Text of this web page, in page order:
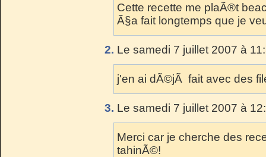
Cette recette me plaÃ®t
Ã§a fait longtemps que je
2. Le samedi 7 juillet 2007 à
j'en ai dÃ©jÃ fait avec des
3. Le samedi 7 juillet 2007 à
Merci car je cherche des
tahinÃ©!